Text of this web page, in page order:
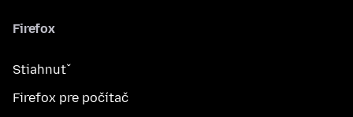
Firefox
Stiahnuť
Firefox pre počítač